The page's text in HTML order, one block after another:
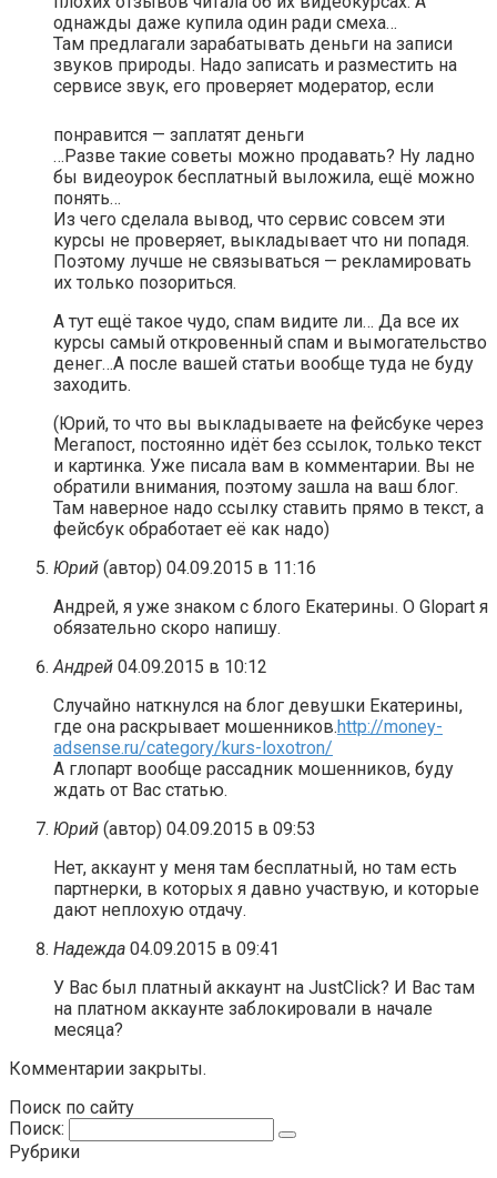
однажды даже купила один ради смеха…
Там предлагали зарабатывать деньги на записи
звуков природы. Надо записать и разместить на
сервисе звук, его проверяет модератор, если
понравится — заплатят деньги
…Разве такие советы можно продавать? Ну ладно
бы видеоурок бесплатный выложила, ещё можно
понять…
Из чего сделала вывод, что сервис совсем эти
курсы не проверяет, выкладывает что ни попадя.
Поэтому лучше не связываться — рекламировать
их только позориться.
А тут ещё такое чудо, спам видите ли… Да все их
курсы самый откровенный спам и вымогательство
денег…А после вашей статьи вообще туда не буду
заходить.
(Юрий, то что вы выкладываете на фейсбуке через
Мегапост, постоянно идёт без ссылок, только текст
и картинка. Уже писала вам в комментарии. Вы не
обратили внимания, поэтому зашла на ваш блог.
Там наверное надо ссылку ставить прямо в текст, а
фейсбук обработает её как надо)
Юрий (автор) 04.09.2015 в 11:16
Андрей, я уже знаком с блого Екатерины. О Glopart я
обязательно скоро напишу.
Андрей 04.09.2015 в 10:12
Случайно наткнулся на блог девушки Екатерины,
где она раскрывает мошенников.http://money-
adsense.ru/category/kurs-loxotron/
А глопарт вообще рассадник мошенников, буду
ждать от Вас статью.
Юрий (автор) 04.09.2015 в 09:53
Нет, аккаунт у меня там бесплатный, но там есть
партнерки, в которых я давно участвую, и которые
дают неплохую отдачу.
Надежда 04.09.2015 в 09:41
У Вас был платный аккаунт на JustClick? И Вас там
на платном аккаунте заблокировали в начале
месяца?
Комментарии закрыты.
Поиск по сайту
Поиск:
Рубрики